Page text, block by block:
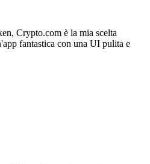
Crypto.com è la mia scelta
fantastica con una UI pulita e